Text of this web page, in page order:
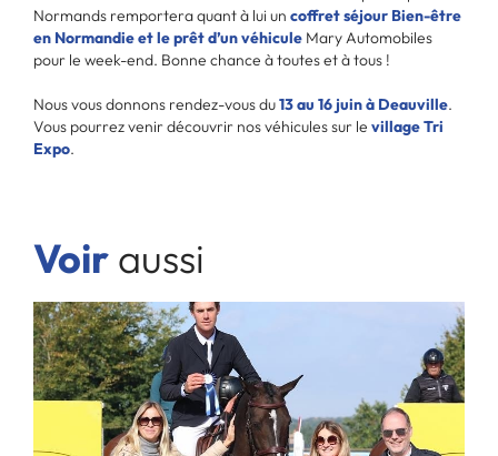
Normands remportera quant à lui un coffret séjour Bien-être
en Normandie et le prêt d’un véhicule Mary Automobiles
pour le week-end. Bonne chance à toutes et à tous !
Nous vous donnons rendez-vous du13 au 16 juin à Deauville.
Vous pourrez venir découvrir nos véhicules sur le village Tri
Expo.
Voir aussi